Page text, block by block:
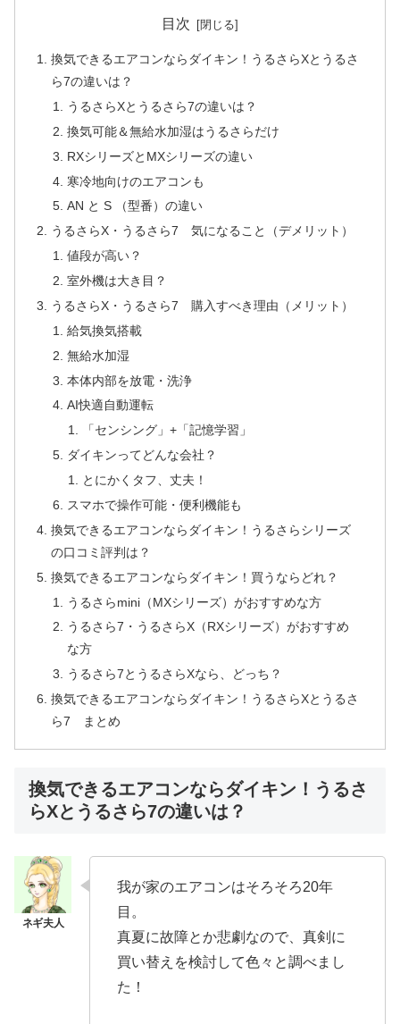
目次
換気できるエアコンならダイキン！うるさらXとうるさ
ら7の違いは？
うるさらXとうるさら7の違いは？
換気可能＆無給水加湿はうるさらだけ
RXシリーズとMXシリーズの違い
寒冷地向けのエアコンも
AN と S （型番）の違い
うるさらX・うるさら7 気になること（デメリット）
値段が高い？
室外機は大き目？
うるさらX・うるさら7 購入すべき理由（メリット）
給気換気搭載
無給水加湿
本体内部を放電・洗浄
AI快適自動運転
「センシング」+「記憶学習」
ダイキンってどんな会社？
とにかくタフ、丈夫！
スマホで操作可能・便利機能も
換気できるエアコンならダイキン！うるさらシリーズ
の口コミ評判は？
換気できるエアコンならダイキン！買うならどれ？
うるさらmini（MXシリーズ）がおすすめな方
うるさら7・うるさらX（RXシリーズ）がおすすめ
な方
うるさら7とうるさらXなら、どっち？
換気できるエアコンならダイキン！うるさらXとうるさ
ら7 まとめ
換気できるエアコンならダイキン！うるさ
らXとうるさら7の違いは？
我が家のエアコンはそろそろ20年
目。
真夏に故障とか悲劇なので、真剣に
買い替えを検討して色々と調べまし
た！